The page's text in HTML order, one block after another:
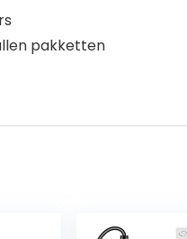
pakketten